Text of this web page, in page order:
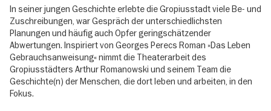
In seiner jungen Geschichte erlebte die Gropiusstadt viele Be- und
Zuschreibungen, war Gespräch der unterschiedlichsten
Planungen und häufig auch Opfer geringschätzender
Abwertungen. Inspiriert von Georges Perecs Roman »Das Leben
Gebrauchsanweisung« nimmt die Theaterarbeit des
Gropiusstädters Arthur Romanowski und seinem Team die
Geschichte(n) der Menschen, die dort leben und arbeiten, in den
Fokus.